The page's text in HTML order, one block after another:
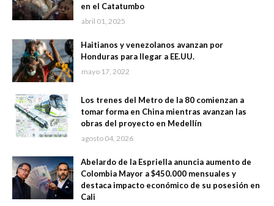
en el Catatumbo
abril 01, 2025
Haitianos y venezolanos avanzan por
Honduras para llegar a EE.UU.
mayo 17, 2022
Los trenes del Metro de la 80 comienzan a
tomar forma en China mientras avanzan las
obras del proyecto en Medellín
agosto 04, 2026
Abelardo de la Espriella anuncia aumento de
Colombia Mayor a $450.000 mensuales y
destaca impacto económico de su posesión en
Cali